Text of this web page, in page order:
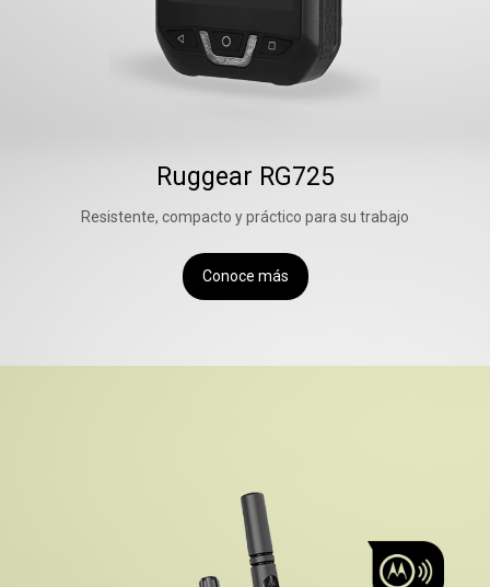
Ruggear RG725
Resistente, compacto y práctico para su trabajo
Conoce más